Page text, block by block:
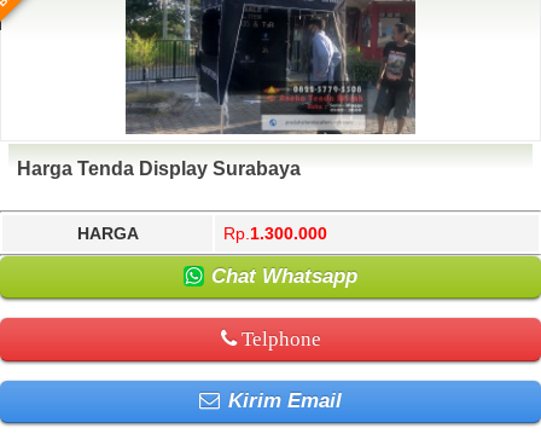
Harga Tenda Display Surabaya
HARGA Rp. 1.300.000
Chat Whatsapp
Telphone
Kirim Email